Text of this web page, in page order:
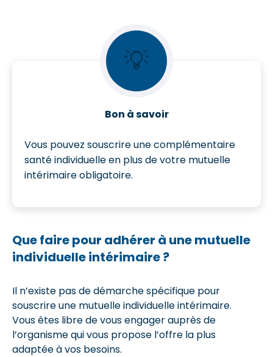
💡
Bon à savoir
Vous pouvez souscrire une complémentaire
santé individuelle en plus de votre mutuelle
intérimaire obligatoire.
Que faire pour adhérer à une mutuelle
individuelle intérimaire ?
Il n’existe pas de démarche spécifique pour
souscrire une mutuelle individuelle intérimaire.
Vous êtes libre de vous engager auprès de
l’organisme qui vous propose l’offre la plus
adaptée à vos besoins.